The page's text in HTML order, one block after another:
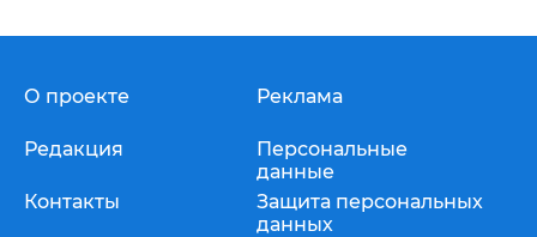
О проекте
Редакция
Контакты
Реклама
Персональные
данные
Защита персональных
данных